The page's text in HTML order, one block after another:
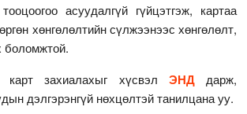
асуудалгүй гүйцэтгэж, картаа
хөнгөлөлтийн сүлжээнээс хөнгөлөлт,
боломжтой.
карт захиалахыг хүсвэл ЭНДдарж,
дэлгэрэнгүй нөхцөлтэй танилцана уу.